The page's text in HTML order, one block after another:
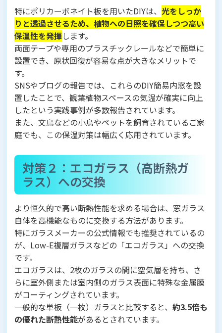
特にポリカーボネイト板を用いたDIYは、 光をしっか
りと透過させるため、植物への日照を確保しつつ高い
保温性を発揮します。
両面テープや専用のプラスチックレールなどで簡単に
設置でき、原状回復が容易な点が大きなメリットで
す。
SNSやブログの報告では、これらのDIY簡易内窓を設
置したことで、観葉植物スペースの気温が確実に向上
したという実践事例が多数報告されています。
また、文鳥などの小鳥やペットを飼育されているご家
庭でも、この保温対策は幅広く応用されています。
対策２：エコガラス（高断熱ガ
ラス）への交換
より恒久的で高い断熱性能を求める場合は、窓ガラス
自体を高機能なものに交換する方法があります。
特にガラスメーカーの公式情報でも推奨されているの
が、Low-E複層ガラスなどの「エコガラス」への交換
です。
エコガラスは、2枚のガラスの間に空気層を持ち、さ
らに室外側または室内側のガラス表面に特殊な金属膜
がコーティングされています。
一般的な単板（一枚）ガラスと比較すると、 約3.5倍も
の優れた断熱性能があるとされています。